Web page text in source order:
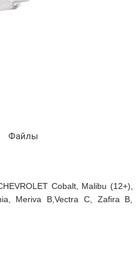
Файлы
Cobalt, Malibu (12+),
Meriva B,Vectra C, Zafira B,